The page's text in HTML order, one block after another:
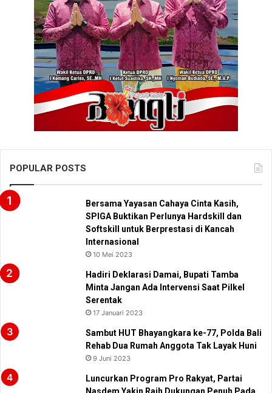
POPULAR POSTS
Bersama Yayasan Cahaya Cinta Kasih,
SPIGA Buktikan Perlunya Hardskill dan
Softskill untuk Berprestasi di Kancah
Internasional
10 Mei 2023
Hadiri Deklarasi Damai, Bupati Tamba
Minta Jangan Ada Intervensi Saat Pilkel
Serentak
17 Januari 2023
Sambut HUT Bhayangkara ke-77, Polda Bali
Rehab Dua Rumah Anggota Tak Layak Huni
9 Juni 2023
Luncurkan Program Pro Rakyat, Partai